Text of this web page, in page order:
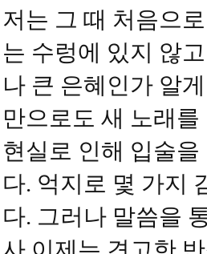
저는 그 때 처음으
는 수렁에 있지 않
나 큰 은혜인가 알
만으로도 새 노래
현실로 인해 입술
다. 억지로 몇 가지
다. 그러나 말씀을